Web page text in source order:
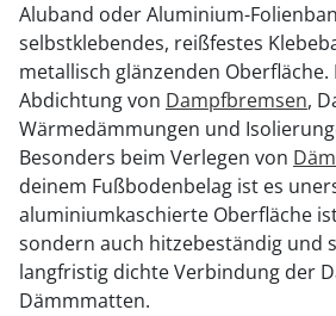
Aluband oder Aluminium-
selbstklebendes, reißfestes
metallisch glänzenden Oberfläche.
Abdichtung von Dampfbremsen,
Wärmedämmungen und
Besonders beim Verlegen von
deinem Fußbodenbelag ist es
aluminiumkaschierte Oberfläche
sondern auch hitzebeständig und
langfristig dichte Verbindung der
Dämmmatten.